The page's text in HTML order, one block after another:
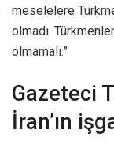
meselelere
olmadı.
olmamalı.”
Gazeteci
İran’ın